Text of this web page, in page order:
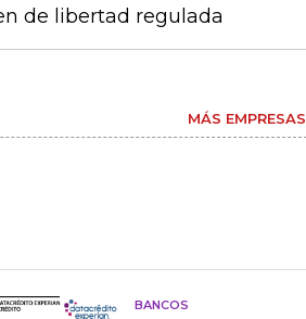
de libertad regulada
MÁS EMPRESAS
BANCOS